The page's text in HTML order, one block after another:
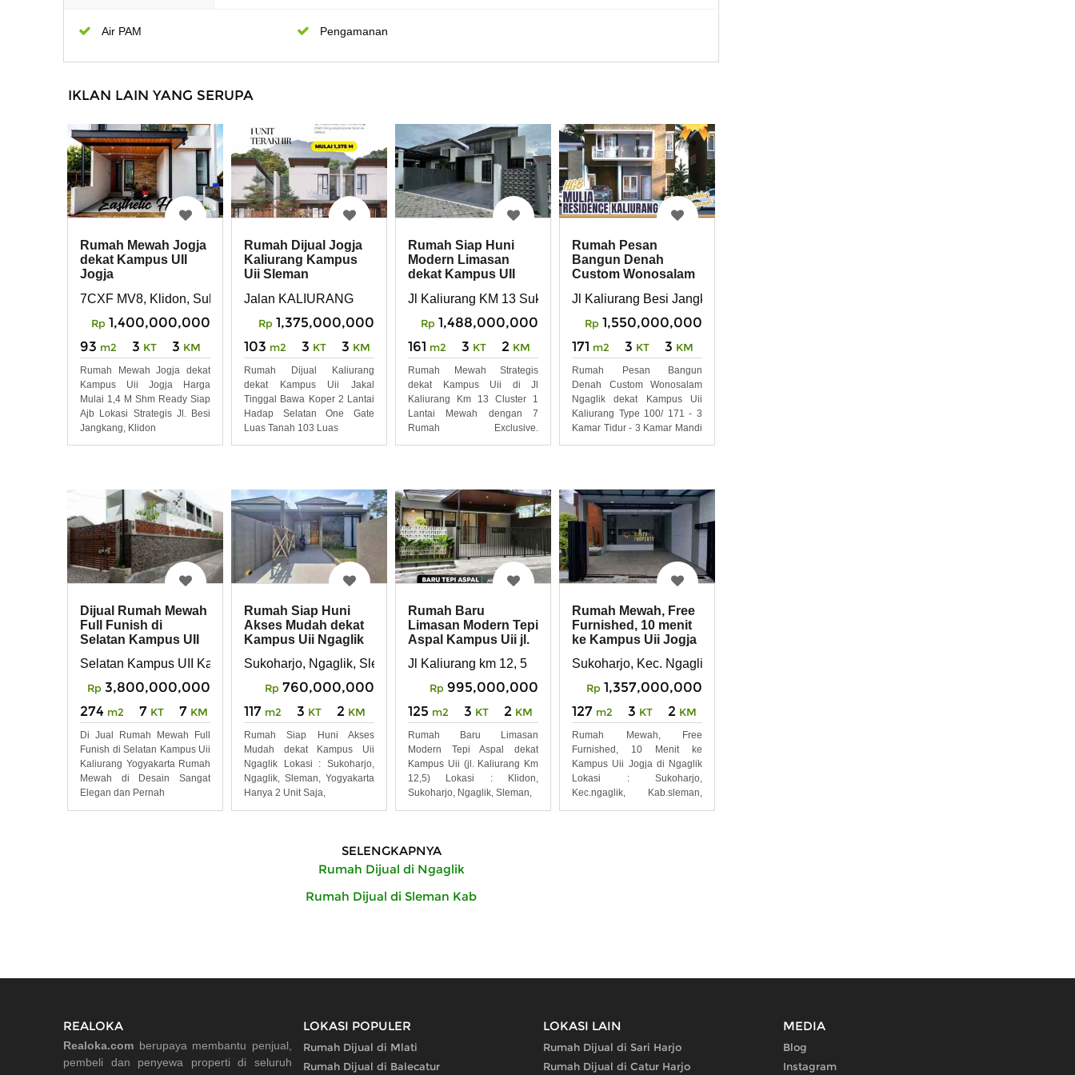
Air PAM Pengamanan
IKLAN LAIN YANG SERUPA
Rumah Mewah Jogja
dekat Kampus UII
Jogja
7CXF MV8, Klidon, Sukoharjo, Kec. Ngaglik, Kabupaten Sleman, Daerah Istimewa Yogyakarta 55581
Rp 1,400,000,000
93 m2 3 KT 3 KM
Rumah Mewah Jogja dekat
Kampus Uii Jogja Harga
Mulai 1,4 M Shm Ready Siap
Ajb Lokasi Strategis Jl. Besi
Jangkang, Klidon
Rumah Dijual Jogja
Kaliurang Kampus
Uii Sleman
Jalan KALIURANG
Rp 1,375,000,000
103 m2 3 KT 3 KM
Rumah Dijual Kaliurang
dekat Kampus Uii Jakal
Tinggal Bawa Koper 2 Lantai
Hadap Selatan One Gate
Luas Tanah 103 Luas
Rumah Siap Huni
Modern Limasan
dekat Kampus UII
Jl Kaliurang KM 13 Sukoharjo Ngaglik Sleman Yogyakarta
Rp 1,488,000,000
161 m2 3 KT 2 KM
Rumah Mewah Strategis
dekat Kampus Uii di Jl
Kaliurang Km 13 Cluster 1
Lantai Mewah dengan 7
Rumah Exclusive.
Rumah Pesan
Bangun Denah
Custom Wonosalam
Kampus Uii
Jl Kaliurang Besi Jangkang Sukoharjo Ngaglik
Rp 1,550,000,000
171 m2 3 KT 3 KM
Rumah Pesan Bangun
Denah Custom Wonosalam
Ngaglik dekat Kampus Uii
Kaliurang Type 100/ 171 - 3
Kamar Tidur - 3 Kamar Mandi
Dijual Rumah Mewah
Full Funish di
Selatan Kampus UII
Selatan Kampus UII Kaliurang
Rp 3,800,000,000
274 m2 7 KT 7 KM
Di Jual Rumah Mewah Full
Funish di Selatan Kampus Uii
Kaliurang Yogyakarta Rumah
Mewah di Desain Sangat
Elegan dan Pernah
Rumah Siap Huni
Akses Mudah dekat
Kampus Uii Ngaglik
Sukoharjo, Ngaglik, Sleman, Yogyakarta
Rp 760,000,000
117 m2 3 KT 2 KM
Rumah Siap Huni Akses
Mudah dekat Kampus Uii
Ngaglik Lokasi : Sukoharjo,
Ngaglik, Sleman, Yogyakarta
Hanya 2 Unit Saja,
Rumah Baru
Limasan Modern Tepi
Aspal Kampus Uii jl.
Jl Kaliurang km 12, 5
Rp 995,000,000
125 m2 3 KT 2 KM
Rumah Baru Limasan
Modern Tepi Aspal dekat
Kampus Uii (jl. Kaliurang Km
12,5) Lokasi : Klidon,
Sukoharjo, Ngaglik, Sleman,
Rumah Mewah, Free
Furnished, 10 menit
ke Kampus Uii Jogja
Sukoharjo, Kec. Ngaglik, Kab. Sleman, Yogyakarta
Rp 1,357,000,000
127 m2 3 KT 2 KM
Rumah Mewah, Free
Furnished, 10 Menit ke
Kampus Uii Jogja di Ngaglik
Lokasi : Sukoharjo,
Kec.ngaglik, Kab.sleman,
SELENGKAPNYA
Rumah Dijual di Ngaglik
Rumah Dijual di Sleman Kab
REALOKA
Realoka.com berupaya membantu penjual,
pembeli dan penyewa properti di seluruh
LOKASI POPULER
Rumah Dijual di Mlati
Rumah Dijual di Balecatur
LOKASI LAIN
Rumah Dijual di Sari Harjo
Rumah Dijual di Catur Harjo
MEDIA
Blog
Instagram